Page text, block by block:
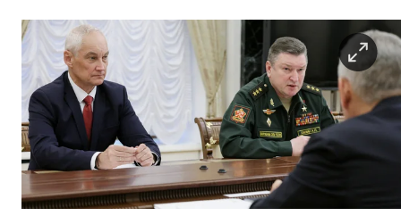
nord
wahrheit
verlag
verlag
veranstaltungen